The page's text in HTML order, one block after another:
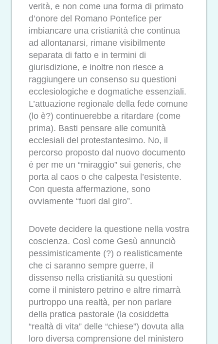
verità, e non come una forma di primato
d’onore del Romano Pontefice per
imbiancare una cristianità che continua
ad allontanarsi, rimane visibilmente
separata di fatto e in termini di
giurisdizione, e inoltre non riesce a
raggiungere un consenso su questioni
ecclesiologiche e dogmatiche essenziali.
L’attuazione regionale della fede comune
(lo è?) continuerebbe a ritardare (come
prima). Basti pensare alle comunità
ecclesiali del protestantesimo. No, il
percorso proposto dal nuovo documento
è per me un “miraggio” sui generis, che
porta al caos o che calpesta l’esistente.
Con questa affermazione, sono
ovviamente “fuori dal giro”.
Dovete decidere la questione nella vostra
coscienza. Così come Gesù annunciò
pessimisticamente (?) o realisticamente
che ci saranno sempre guerre, il
dissenso nella cristianità su questioni
come il ministero petrino e altre rimarrà
purtroppo una realtà, per non parlare
della pratica pastorale (la cosiddetta
“realtà di vita” delle “chiese”) dovuta alla
loro diversa comprensione del ministero